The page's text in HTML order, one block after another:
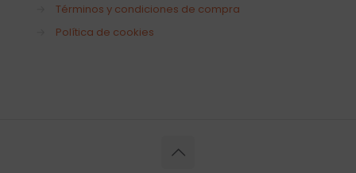
Términos y condiciones de compra
Política de cookies